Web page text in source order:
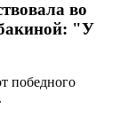
во
"У
победного